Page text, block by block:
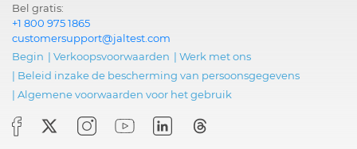
Bel gratis:
+1 800 975 1865
customersupport@jaltest.com
Begin | Verkoopsvoorwaarden | Werk met ons
| Beleid inzake de bescherming van persoonsgegevens
| Algemene voorwaarden voor het gebruik